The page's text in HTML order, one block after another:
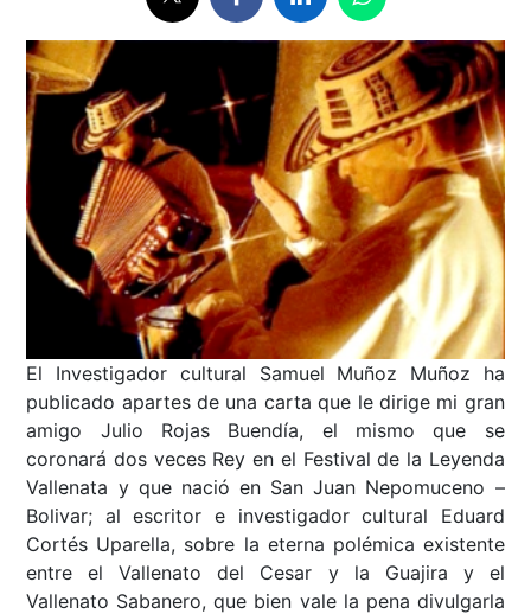
El Investigador cultural Samuel Muñoz Muñoz ha
publicado apartes de una carta que le dirige mi gran
amigo Julio Rojas Buendía, el mismo que se
coronará dos veces Rey en el Festival de la Leyenda
Vallenata y que nació en San Juan Nepomuceno –
Bolivar; al escritor e investigador cultural Eduard
Cortés Uparella, sobre la eterna polémica existente
entre el Vallenato del Cesar y la Guajira y el
Vallenato Sabanero, que bien vale la pena divulgarla